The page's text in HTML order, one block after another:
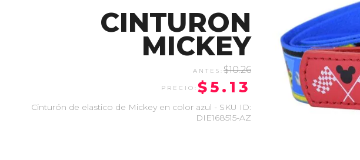
CINTURON
MICKEY
$10.26
$5.13
Cinturón de elastico de Mickey en color azul - SKU ID:
DIE168515-AZ